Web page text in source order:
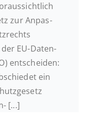
zur An­pas­
der EU-Da­ten­
ent­schei­den:
ein
[...]